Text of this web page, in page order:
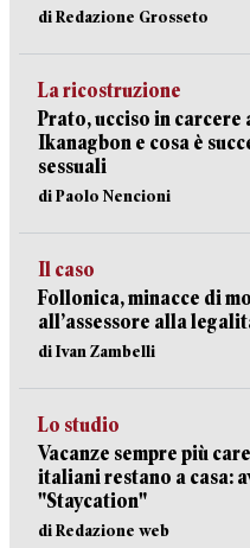
di Redazione Grosseto
La ricostruzione
Prato, ucciso in carcere
Ikanagbon e cosa è
sessuali
di Paolo Nencioni
Il caso
Follonica, minacce di
all’assessore alla
di Ivan Zambelli
Lo studio
Vacanze sempre più
italiani restano a casa:
"Staycation"
di Redazione web